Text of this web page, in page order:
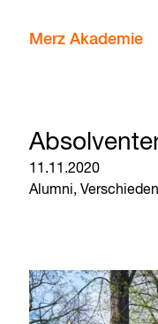
Merz Akademie
11.11.2020
Alumni,